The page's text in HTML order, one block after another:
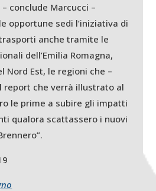
conclude Marcucci –
opportune sedi l’iniziativa di
anche tramite le
dell’Emilia Romagna,
Nord Est, le regioni che –
report che verrà illustrato al
le prime a subire gli impatti
qualora scattassero i nuovi